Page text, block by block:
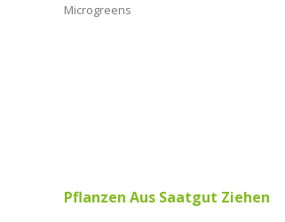
Microgreens
Pflanzen Aus Saatgut Ziehen